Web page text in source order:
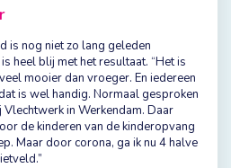
is nog niet zo lang geleden
heel blij met het resultaat. “Het is
mooier dan vroeger. En iedereen
is wel handig. Normaal gesproken
in Werkendam. Daar
de kinderen van de kinderopvang
Maar door corona, ga ik nu 4 halve